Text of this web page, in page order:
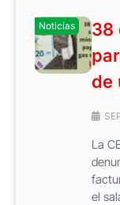
Noticias
38
de
La
el